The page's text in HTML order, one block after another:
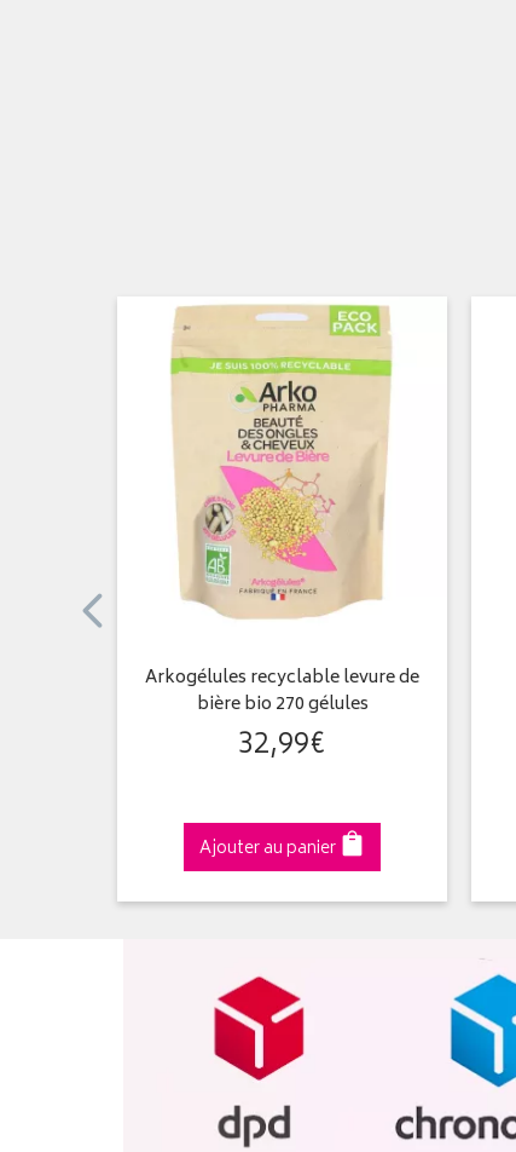
Arkogélules recyclable levure de
bière bio 270 gélules
32,99€
Ajouter au panier